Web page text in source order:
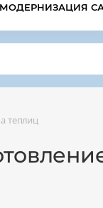
МОДЕРНИЗАЦИЯ
теплиц